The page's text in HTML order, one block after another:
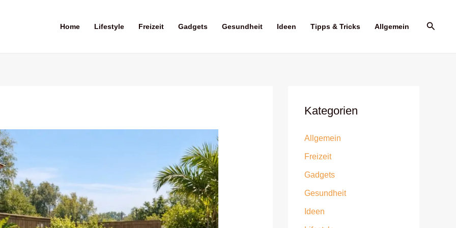
Home Lifestyle Freizeit Gadgets Gesundheit Ideen Tipps & Tricks Allgemein
Kategorien
Allgemein
Freizeit
Gadgets
Gesundheit
Ideen